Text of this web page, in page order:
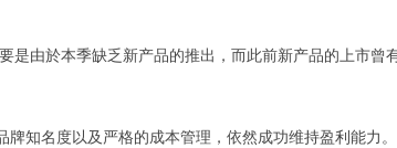
由於本季缺乏新产品的推出，而此前新产品的上市曾
知名度以及严格的成本管理，依然成功维持盈利能力。